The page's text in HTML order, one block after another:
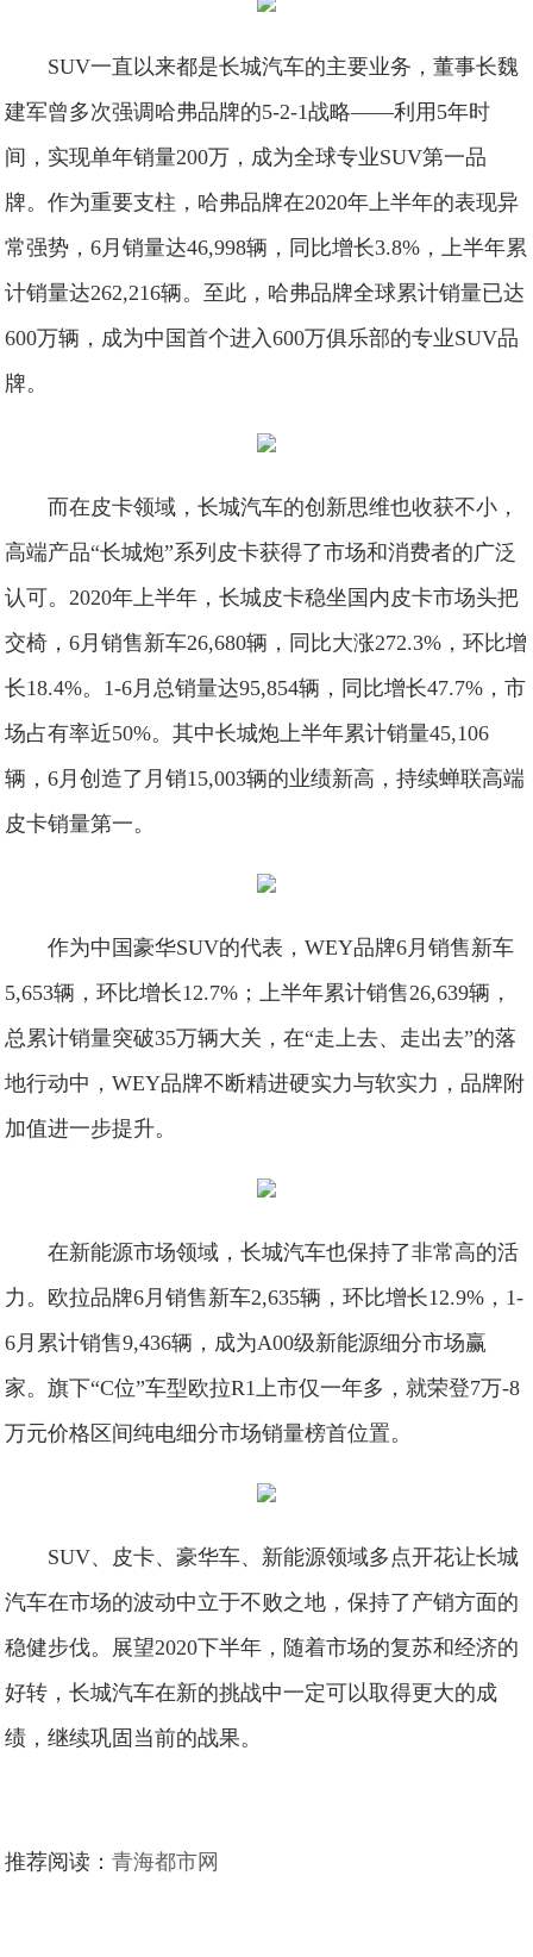
SUV一直以来都是长城汽车的主要业务，董事长魏
建军曾多次强调哈弗品牌的5-2-1战略——利用5年时
间，实现单年销量200万，成为全球专业SUV第一品
牌。作为重要支柱，哈弗品牌在2020年上半年的表现异
常强势，6月销量达46,998辆，同比增长3.8%，上半年累
计销量达262,216辆。至此，哈弗品牌全球累计销量已达
600万辆，成为中国首个进入600万俱乐部的专业SUV品
牌。
而在皮卡领域，长城汽车的创新思维也收获不小，
高端产品“长城炮”系列皮卡获得了市场和消费者的广泛
认可。2020年上半年，长城皮卡稳坐国内皮卡市场头把
交椅，6月销售新车26,680辆，同比大涨272.3%，环比增
长18.4%。1-6月总销量达95,854辆，同比增长47.7%，市
场占有率近50%。其中长城炮上半年累计销量45,106
辆，6月创造了月销15,003辆的业绩新高，持续蝉联高端
皮卡销量第一。
作为中国豪华SUV的代表，WEY品牌6月销售新车
5,653辆，环比增长12.7%；上半年累计销售26,639辆，
总累计销量突破35万辆大关，在“走上去、走出去”的落
地行动中，WEY品牌不断精进硬实力与软实力，品牌附
加值进一步提升。
在新能源市场领域，长城汽车也保持了非常高的活
力。欧拉品牌6月销售新车2,635辆，环比增长12.9%，1-
6月累计销售9,436辆，成为A00级新能源细分市场赢
家。旗下“C位”车型欧拉R1上市仅一年多，就荣登7万-8
万元价格区间纯电细分市场销量榜首位置。
SUV、皮卡、豪华车、新能源领域多点开花让长城
汽车在市场的波动中立于不败之地，保持了产销方面的
稳健步伐。展望2020下半年，随着市场的复苏和经济的
好转，长城汽车在新的挑战中一定可以取得更大的成
绩，继续巩固当前的战果。
推荐阅读：青海都市网